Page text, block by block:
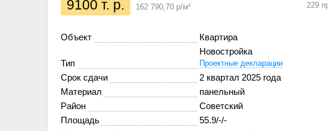
229
9100 т. р. 162 790,70 р/м²
Объект Квартира
Тип
Новостройка
Проектные декларации
Срок сдачи
2 квартал 2025 года
Материал
панельный
Район
Советский
Площадь
55.9/-/-